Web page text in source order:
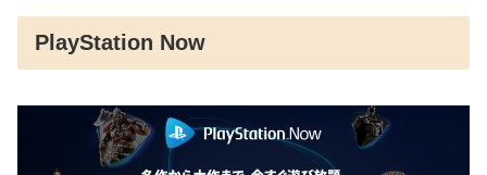
PlayStation Now